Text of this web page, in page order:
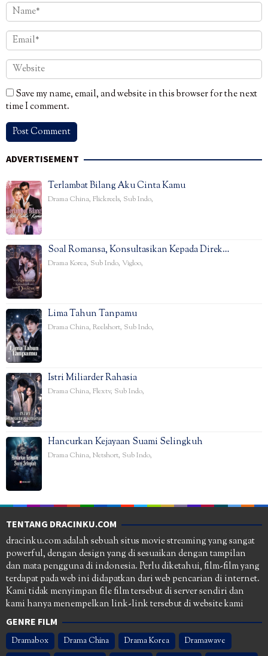
Save my name, email, and website in this browser for the next
time I comment.
ADVERTISEMENT
Terlambat Bilang Aku Cinta Kamu
Drama China, Flickreels, Sub Indo,
Soal Romansa, Konsultasikan Kepada Direk…
Drama Korea, Sub Indo, Vigloo,
Lima Tahun Tanpamu
Drama China, Reelshort, Sub Indo,
Istri Miliarder Rahasia
Drama China, Flextv, Sub Indo,
Hancurkan Kejayaan Suami Selingkuh
Drama China, Netshort, Sub Indo,
TENTANG DRACINKU.COM
dracinku.com adalah sebuah situs movie streaming yang sangat
powerful, dengan design yang di sesuaikan dengan tampilan
dan mata pengguna di indonesia. Perlu diketahui, film-film yang
terdapat pada web ini didapatkan dari web pencarian di internet.
Kami tidak menyimpan file film tersebut di server sendiri dan
kami hanya menempelkan link-link tersebut di website kami
GENRE FILM
Dramabox Drama China Drama Korea
Dramawave